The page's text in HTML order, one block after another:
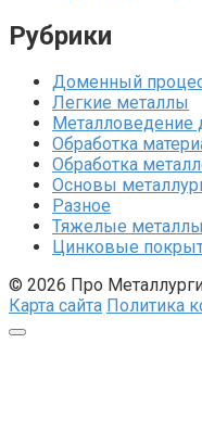
Рубрики
Доменный
Легкие металлы
Металловедение
Обработка
Обработка
Основы
Разное
Тяжелые металлы
Цинковые
© 2026 Про
Карта сайта Политика